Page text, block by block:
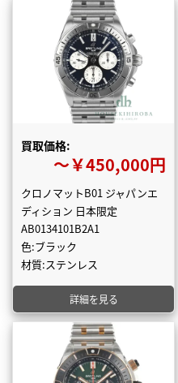
買取価格:
〜￥450,000円
クロノマットB01 ジャパンエ
ディション 日本限定
AB0134101B2A1
色:ブラック
材質:ステンレス
詳細を見る